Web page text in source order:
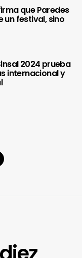
que Paredes
un festival, sino
2024 prueba
internacional y